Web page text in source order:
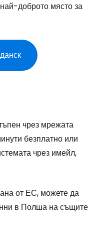
доброто място за
чрез мрежата
безплатно или
чрез имейл,
от ЕС, можете да
в Полша на същите